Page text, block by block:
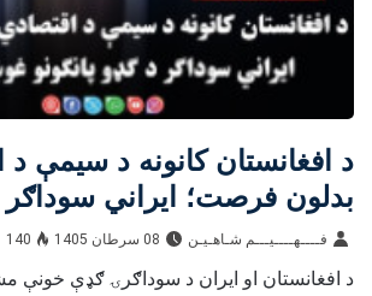
د افغانستان کانونه د سیمې د
بدلون فرصت؛ ایراني سوداګر
پانګونو غوښتنه وکړه
فــــهــــيـــم شـاهـیـن‎‎ 08 سرطان 1405 140
د افغانستان او ایران د سوداګرۍ ګډې